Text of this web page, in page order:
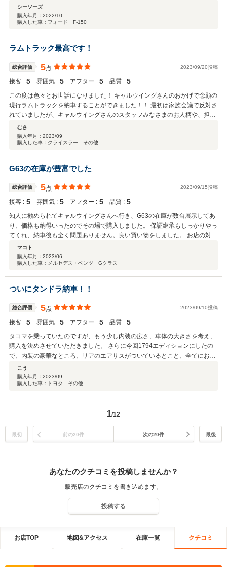
ていたりホイールを変えていたりかなりカスタムしていたりと、とにかく驚
きの連発で、テンション上がりそのまま契約してしましましたｗ 購入後も点
検等で伺うたびに感動しています。これが大人の遊び場ですね。
シーソーズ
購入年月： 2022/10
購入した車：フォード F-150
ラムトラック最高です！
総合評価 5点 2023/09/20投稿
接客 : 5 雰囲気 : 5 アフター : 5 品質 : 5
この度は色々とお世話になりました！ キャルウイングさんのおかげで念願の
現行ラムトラックを納車することができました！！ 最初は家族会議で反対さ
れていましたが、キャルウイングさんのスタッフみなさまのお人柄や、担当
していただいたスタッフさんのご対応のおかげで、奥さんのＯＫがでまし
た！ キャルウイングさんじゃなきゃ、アメ車を買う事ができなかったとおも
います。 何から何まで本当にありがとうござました！ 今後ともメンテナン
むさ
購入年月： 2023/09
購入した車：クライスラー その他
G63の在庫が豊富でした
総合評価 5点 2023/09/15投稿
接客 : 5 雰囲気 : 5 アフター : 5 品質 : 5
知人に勧められてキャルウイングさんへ行き、G63の在庫が数台展示してあ
り、価格も納得いったのでその場で購入しました。 保証継承もしっかりやっ
てくれ、納車後も全く問題ありません。良い買い物をしました。 お店の対応
も三重丸です！
マコト
購入年月： 2023/06
購入した車：メルセデス・ベンツ Gクラス
ついにタンドラ納車！！
総合評価 5点 2023/09/10投稿
接客 : 5 雰囲気 : 5 アフター : 5 品質 : 5
タコマを乗っていたのですが、もう少し内装の広さ、車体の大きさを考え、
購入を決めさせていただきました。 さらに今回1794エディションにしたの
で、内装の豪華なところ、リアのエアサスがついているとこと、全てにおい
て最高の車です。 運転もしやすく、タンドラにして良かったと思っていま
す。 今後もカスタムを検討していますので、宜しくお願い致します。
こう
購入年月： 2023/09
購入した車：トヨタ その他
1/12
最初 前の20件 次の20件 最後
あなたのクチコミを投稿しませんか？
販売店のクチコミを書き込めます。
投稿する
お店TOP 地図&アクセス 在庫一覧 クチコミ